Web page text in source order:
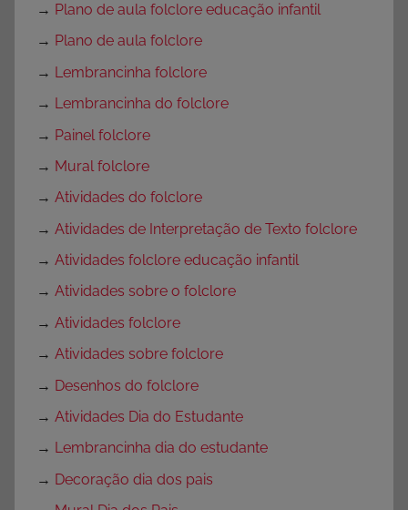
→ Plano de aula folclore educação infantil
→ Plano de aula folclore
→ Lembrancinha folclore
→ Lembrancinha do folclore
→ Painel folclore
→ Mural folclore
→ Atividades do folclore
→ Atividades de Interpretação de Texto folclore
→ Atividades folclore educação infantil
→ Atividades sobre o folclore
→ Atividades folclore
→ Atividades sobre folclore
→ Desenhos do folclore
→ Atividades Dia do Estudante
→ Lembrancinha dia do estudante
→ Decoração dia dos pais